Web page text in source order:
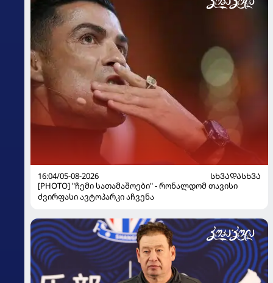
16:04/05-08-2026
ᲡᲮᲕᲐᲓᲐᲡᲮᲕᲐ
[PHOTO] "ჩემი სათამაშოები" - რონალდომ თავისი
ძვირფასი ავტოპარკი აჩვენა